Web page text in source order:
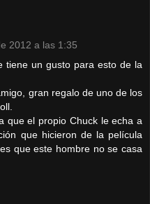
2012 a las 1:35
tiene un gusto para esto de la
gran regalo de uno de los
que el propio Chuck le echa a
que hicieron de la película
que este hombre no se casa